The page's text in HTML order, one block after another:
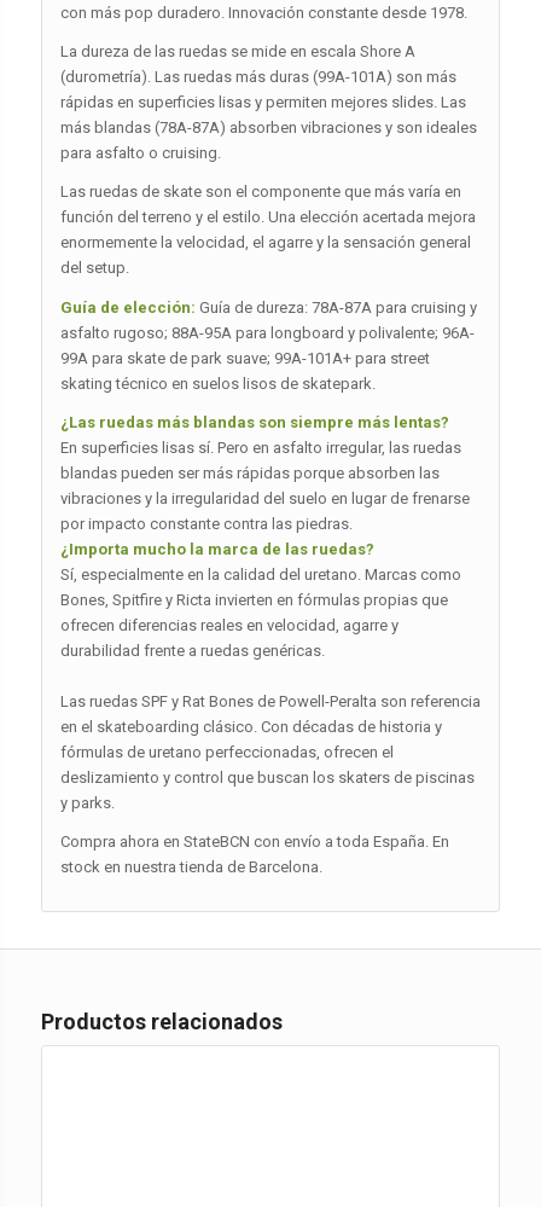
con más pop duradero. Innovación constante desde 1978.
La dureza de las ruedas se mide en escala Shore A
(durometría). Las ruedas más duras (99A-101A) son más
rápidas en superficies lisas y permiten mejores slides. Las
más blandas (78A-87A) absorben vibraciones y son ideales
para asfalto o cruising.
Las ruedas de skate son el componente que más varía en
función del terreno y el estilo. Una elección acertada mejora
enormemente la velocidad, el agarre y la sensación general
del setup.
Guía de elección: Guía de dureza: 78A-87A para cruising y
asfalto rugoso; 88A-95A para longboard y polivalente; 96A-
99A para skate de park suave; 99A-101A+ para street
skating técnico en suelos lisos de skatepark.
¿Las ruedas más blandas son siempre más lentas?
En superficies lisas sí. Pero en asfalto irregular, las ruedas
blandas pueden ser más rápidas porque absorben las
vibraciones y la irregularidad del suelo en lugar de frenarse
por impacto constante contra las piedras.
¿Importa mucho la marca de las ruedas?
Sí, especialmente en la calidad del uretano. Marcas como
Bones, Spitfire y Ricta invierten en fórmulas propias que
ofrecen diferencias reales en velocidad, agarre y
durabilidad frente a ruedas genéricas.
Las ruedas SPF y Rat Bones de Powell-Peralta son referencia
en el skateboarding clásico. Con décadas de historia y
fórmulas de uretano perfeccionadas, ofrecen el
deslizamiento y control que buscan los skaters de piscinas
y parks.
Compra ahora en StateBCN con envío a toda España. En
stock en nuestra tienda de Barcelona.
Productos relacionados